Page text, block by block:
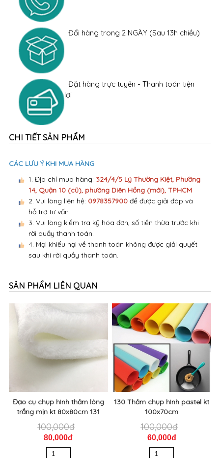
Đổi hàng trong 2 NGÀY (Sau 13h chiều)
Đặt hàng trực tuyến - Thanh toán tiện
lợi
CHI TIẾT SẢN PHẨM
CÁC LƯU Ý KHI MUA HÀNG
1. Địa chỉ mua hàng: 324/4/5 Lý Thường Kiệt, Phường
14, Quận 10 (cũ), phường Diên Hồng (mới), TPHCM
2. Vui lòng liên hệ: 0978357900để được giải đáp và
hỗ trợ tư vấn.
3. Vui lòng kiểm tra kỹ hóa đơn, số tiền thừa trước khi
rời quầy thanh toán.
4. Mọi khiếu nại về thanh toán không được giải quyết
sau khi rời quầy thanh toán.
SẢN PHẨM LIÊN QUAN
Đạo cụ chụp hình thảm lông
trắng mịn kt 80x80cm 131
100,000đ
80,000đ
130 Thảm chụp hình pastel kt
100x70cm
100,000đ
60,000đ